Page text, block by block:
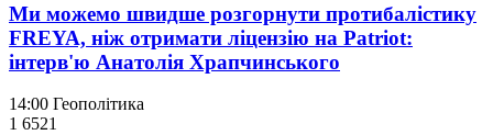
Ми можемо швидше розгорнути протибалістику
FREYA, ніж отримати ліцензію на Patriot:
інтерв'ю Анатолія Храпчинського
14:00 Геополітика
1 6521